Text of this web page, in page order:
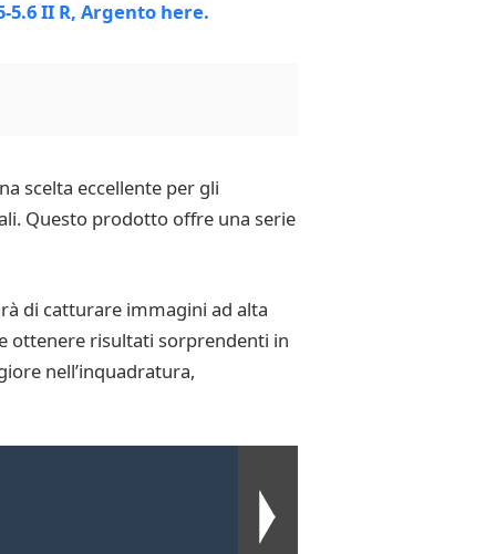
scelta eccellente per gli
Questo prodotto offre una serie
di catturare immagini ad alta
ottenere risultati sorprendenti in
nell’inquadratura,